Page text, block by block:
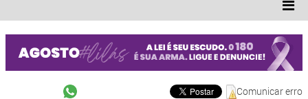
Comunicar erro